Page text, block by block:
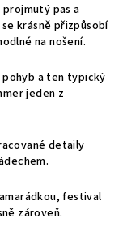
projmutý pas a
krásně přizpůsobí
na nošení.
pohyb a ten typický
jeden z
detaily
festival
zároveň.